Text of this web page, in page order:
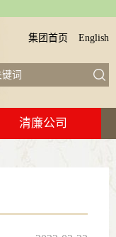
集团首页 English
清廉公司